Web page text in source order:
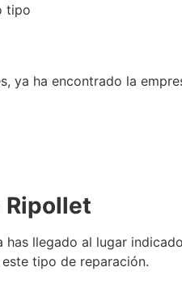
tipo
ya ha encontrado la
Ripollet
has llegado al lugar
tipo de reparación.